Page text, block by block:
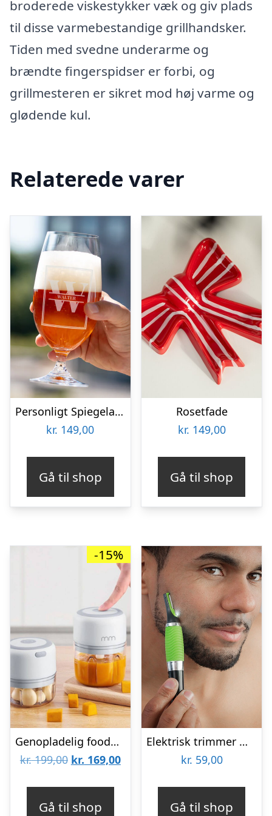
broderede viskestykker væk og giv plads
til disse varmebestandige grillhandsker.
Tiden med svedne underarme og
brændte fingerspidser er forbi, og
grillmesteren er sikret mod høj varme og
glødende kul.
Relaterede varer
Personligt Spiegelau Ølglas med Gravering – Bogstav & Navn
kr. 149,00
Gå til shop
Rosetfade
kr. 149,00
Gå til shop
-15%
Genopladelig foodprocessor
kr.199,00 Den
kr. 169,00Den
Gå til shop
Elektrisk trimmer med LED lys
kr. 59,00
Gå til shop